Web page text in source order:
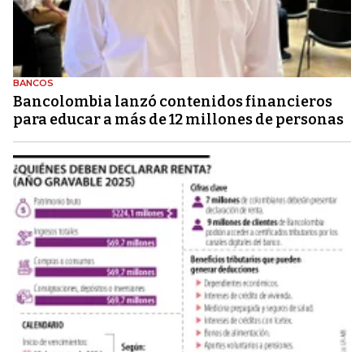
BANCOS
Bancolombia lanzó contenidos financieros
para educar a más de 12 millones de personas